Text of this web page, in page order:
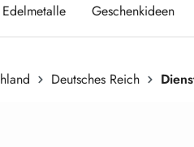
Edelmetalle Geschenkideen
Deutsches Reich